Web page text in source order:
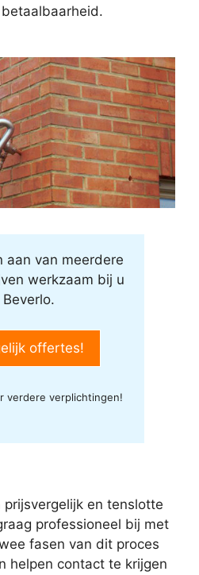
aan van meerdere
werkzaam bij u
Beverlo.
offertes!
verdere verplichtingen!
en tenslotte
professioneel bij met
fasen van dit proces
helpen contact te krijgen